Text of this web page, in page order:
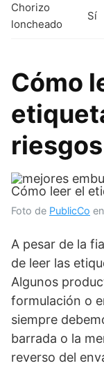
Chorizo
loncheado
Sí
Cómo
riesgos
Foto de PublicCo en
A pesar de la
de leer las
Algunos
formulación o
siempre
barrada o la
reverso del